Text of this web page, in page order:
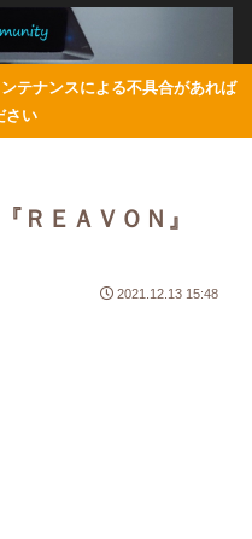
テナンスによる不具合があれば
さい
ＲＥＡＶＯＮ』
2021.12.13 15:48